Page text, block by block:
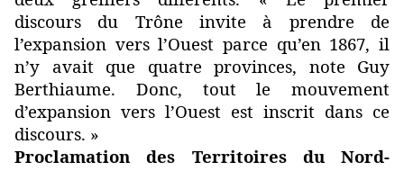
discours du Trône invite à prendre de
l’expansion vers l’Ouest parce qu’en 1867, il
n’y avait que quatre provinces, note Guy
Berthiaume. Donc, tout le mouvement
d’expansion vers l’Ouest est inscrit dans ce
discours. »
Proclamation des Territoires du Nord-